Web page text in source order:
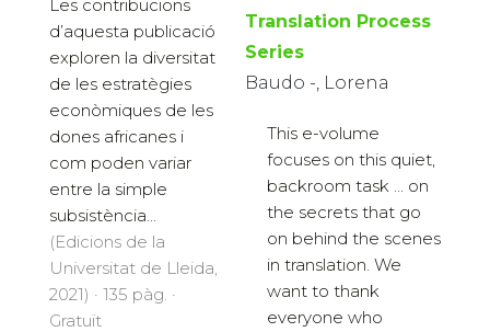
Les contribucions
d’aquesta publicació
exploren la diversitat
de les estratègies
econòmiques de les
dones africanes i
com poden variar
entre la simple
subsistència...
(Edicions de la
Universitat de Lleida,
2021) · 135 pàg. ·
Gratuït
Translation Process
Series
Baudo -, Lorena
This e-volume
focuses on this quiet,
backroom task … on
the secrets that go
on behind the scenes
in translation. We
want to thank
everyone who